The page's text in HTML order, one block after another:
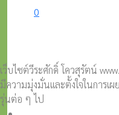
เว็บไซต์วีระศักดิ์ โควสุรัตน์
มีความมุ่งมั่นเเละตั้งใจในการ
รุ่นต่อ ๆ ไป
0